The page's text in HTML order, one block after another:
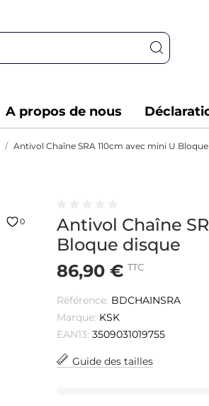
A propos de nous
Antivol Chaîne SRA 110cm avec mini U
0
Antivol Chaîne
Bloque disque
86,90 € TTC
Référence: BDCHAINSRA
Marque: KSK
EAN13: 3509031019755
Guide des tailles